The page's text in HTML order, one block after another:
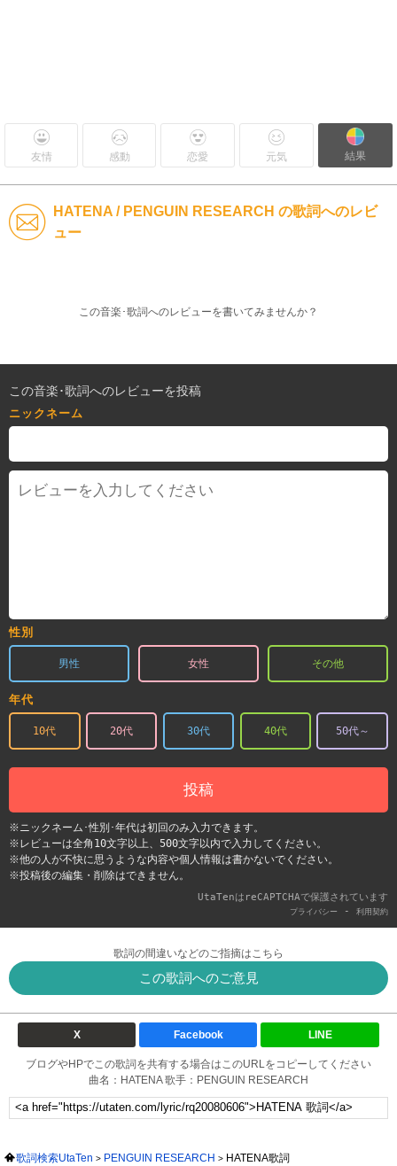
友情 感動 恋愛 元気 結果
HATENA / PENGUIN RESEARCH の歌詞へのレビ
ュー
この音楽･歌詞へのレビューを書いてみませんか？
この音楽･歌詞へのレビューを投稿
ニックネーム
性別
男性 女性 その他
年代
10代 20代 30代 40代 50代～
投稿
※ニックネーム･性別･年代は初回のみ入力できます。
※レビューは全角10文字以上、500文字以内で入力してください。
※他の人が不快に思うような内容や個人情報は書かないでください。
※投稿後の編集・削除はできません。
UtaTenはreCAPTCHAで保護されています
プライバシー - 利用契約
歌詞の間違いなどのご指摘はこちら
この歌詞へのご意見
X Facebook LINE
ブログやHPでこの歌詞を共有する場合はこのURLをコピーしてください
曲名：HATENA 歌手：PENGUIN RESEARCH
歌詞検索UtaTen PENGUIN RESEARCH HATENA歌詞